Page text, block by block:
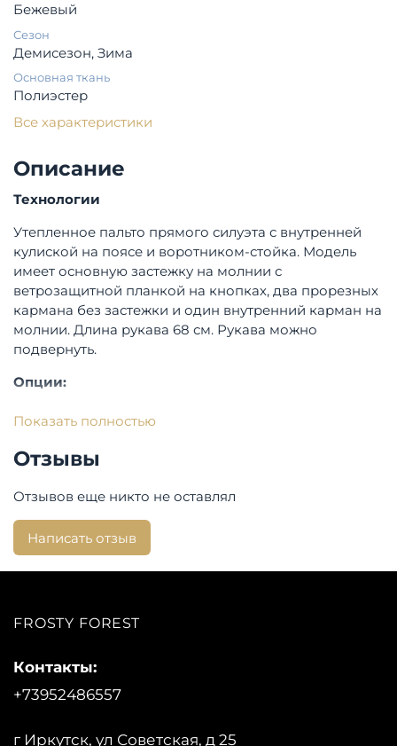
Бежевый
Сезон
Демисезон, Зима
Основная ткань
Полиэстер
Все характеристики
Описание
Технологии
Утепленное пальто прямого силуэта с внутренней
кулиской на поясе и воротником-стойка. Модель
имеет основную застежку на молнии с
ветрозащитной планкой на кнопках, два прорезных
кармана без застежки и один внутренний карман на
молнии. Длина рукава 68 см. Рукава можно
подвернуть.
Опции:
Опции капюшона: съемный
Состав:
Верхняя ткань: полиэстер 100%
Материал подкладки: полиэстер 100%
Утеплитель: полиэстер 100%, ISOSOFT 200 гр.
Посадка:
Показать полностью
Отзывы
Отзывов еще никто не оставлял
Написать отзыв
FROSTY FOREST
Контакты:
+73952486557
г Иркутск, ул Советская, д 25